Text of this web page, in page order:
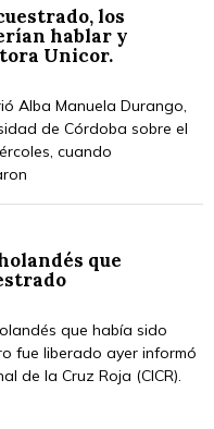
los
hablar y
Unicor.
Alba Manuela Durango,
de Córdoba sobre el
cuando
que
que había sido
fue liberado ayer informó
de la Cruz Roja (CICR).